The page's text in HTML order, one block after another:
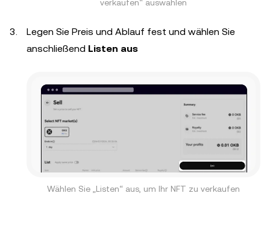
verkaufen“ auswählen
Legen Sie Preis und Ablauf fest und wählen Sie
anschließend Listen aus
Wählen Sie „Listen“ aus, um Ihr NFT zu verkaufen